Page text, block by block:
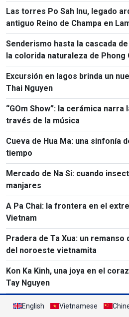
Las torres Po Sah Inu, legado
antiguo Reino de Champa en
Senderismo hasta la cascada
la colorida naturaleza de Phong
Excursión en lagos brinda un
Thai Nguyen
“GOm Show”: la cerámica
través de la música
Cueva de Hua Ma: una sinfonía
tiempo
Mercado de Na Si: cuando
manjares
A Pa Chai: la frontera en el
Vietnam
Pradera de Ta Xua: un remanso
del noroeste vietnamita
Kon Ka Kinh, una joya en el
Tay Nguyen
English Vietnamese